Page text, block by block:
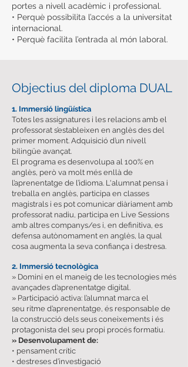
portes a nivell acadèmic i professional.
• Perquè possibilita l’accés a la universitat
internacional.
• Perquè facilita l’entrada al món laboral.
Objectius del diploma DUAL
1. Immersió lingüística
Totes les assignatures i les relacions amb el
professorat s’estableixen en anglès des del
primer moment. Adquisició d’un nivell
bilingüe avançat.
El programa es desenvolupa al 100% en
anglès, però va molt més enllà de
l’aprenentatge de l’idioma. L'alumnat pensa i
treballa en anglès, participa en classes
magistrals i es pot comunicar diàriament amb
professorat nadiu, participa en Live Sessions
amb altres companys/es i, en definitiva, es
defensa autònomament en anglès, la qual
cosa augmenta la seva confiança i destresa.
2. Immersió tecnològica
» Domini en el maneig de les tecnologies més
avançades d’aprenentatge digital.
» Participació activa: l’alumnat marca el
seu ritme d’aprenentatge, és responsable de
la construcció dels seus coneixements i és
protagonista del seu propi procés formatiu.
» Desenvolupament de:
• pensament crític
• destreses d’investigació